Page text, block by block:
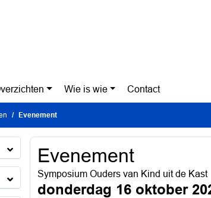
Wie is wie Contact
Evenement
Evenement
Symposium Ouders van Kind uit de Kast
donderdag 16 oktober